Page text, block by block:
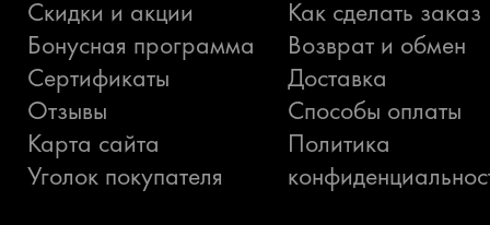
Скидки и акции
Бонусная программа
Сертификаты
Отзывы
Карта сайта
Уголок покупателя
Как сделать заказ
Возврат и обмен
Доставка
Способы оплаты
Политика